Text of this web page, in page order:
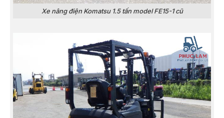
Xe nâng điện Komatsu 1.5 tấn model FE15-1 cũ